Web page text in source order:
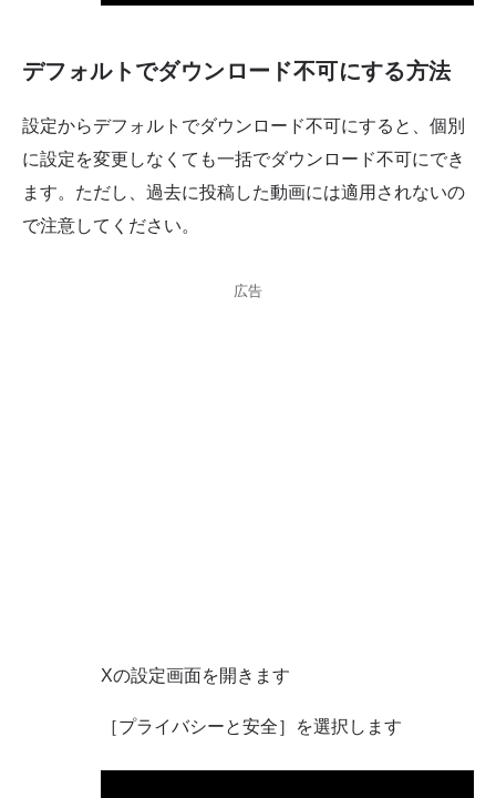
デフォルトでダウンロード不可にする方法
設定からデフォルトでダウンロード不可にすると、個別
に設定を変更しなくても一括でダウンロード不可にでき
ます。ただし、過去に投稿した動画には適用されないの
で注意してください。
広告
Xの設定画面を開きます
［プライバシーと安全］を選択します